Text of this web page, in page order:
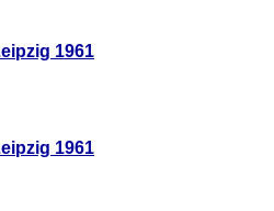
1961
1961